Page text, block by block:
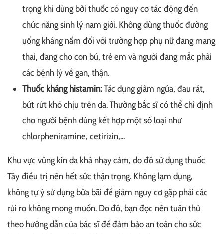
trọng khi dùng bởi thuốc có nguy cơ tác động đến
chức năng sinh lý nam giới. Không dùng thuốc đường
uống kháng nấm đối với trường hợp phụ nữ đang mang
thai, đang cho con bú, trẻ em và người đang mắc phải
các bệnh lý về gan, thận.
Thuốc kháng histamin:Tác dụng giảm ngứa, đau rát,
bứt rứt khó chịu trên da. Thường bắc sĩ có thể chỉ định
cho người bệnh dùng kết hợp một số loại như
chlorpheniramine, cetirizin,...
Khu vực vùng kín da khá nhạy cảm, do đó sử dụng thuốc
Tây điều trị nên hết sức thận trọng. Không lạm dụng,
không tự ý sử dụng bừa bãi để giảm nguy cơ gặp phải các
rủi ro không mong muốn. Do đó, bạn đọc nên tuân thủ
theo hướng dẫn của bác sĩ để đảm bảo an toàn cho sức